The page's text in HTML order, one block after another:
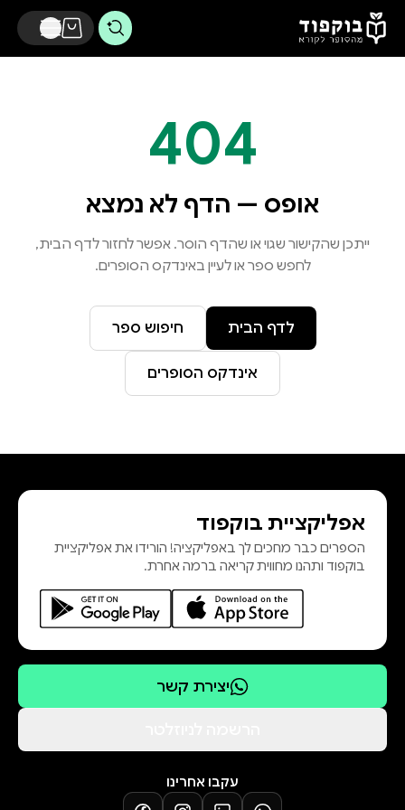
דלג לתוכן הראשי
404
אופס — הדף לא נמצא
ייתכן שהקישור שגוי או שהדף הוסר. אפשר לחזור לדף הבית,
לחפש ספר או לעיין באינדקס הסופרים.
לדף הבית חיפוש ספר
אינדקס הסופרים
אפליקציית בוקפוד
הספרים כבר מחכים לך באפליקציה! הורידו את אפליקציית
בוקפוד ותהנו מחווית קריאה ברמה אחרת.
יצירת קשר
עקבו אחרינו